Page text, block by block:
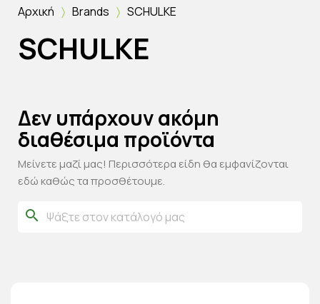
Αρχική Brands SCHULKE
SCHULKE
Δεν υπάρχουν ακόμη
διαθέσιμα προϊόντα
Μείνετε μαζί μας! Περισσότερα είδη θα εμφανίζονται
εδώ καθώς τα προσθέτουμε.
search